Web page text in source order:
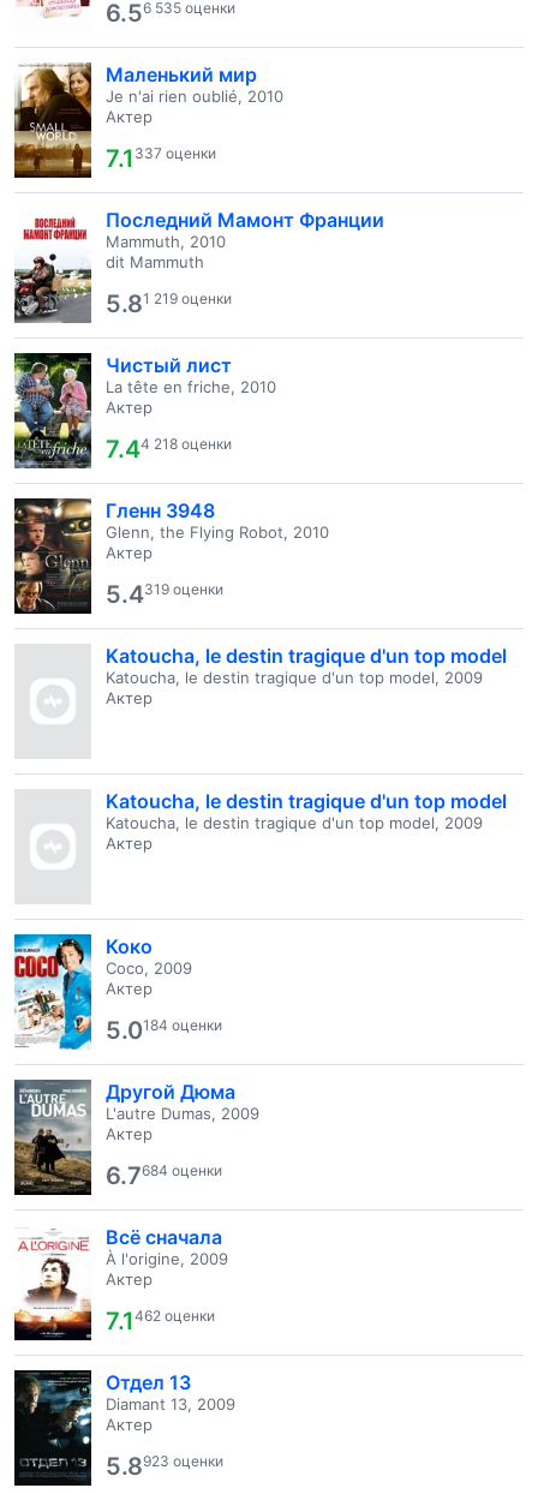
6.56 535 оценки
Маленький мир
Je n'ai rien oublié, 2010
Актер
7.1 337 оценки
Последний Мамонт Франции
Mammuth, 2010
dit Mammuth
5.81 219 оценки
Чистый лист
La tête en friche, 2010
Актер
7.44 218 оценки
Гленн 3948
Glenn, the Flying Robot, 2010
Актер
5.4319 оценки
Katoucha, le destin tragique d'un top model
Katoucha, le destin tragique d'un top model, 2009
Актер
Katoucha, le destin tragique d'un top model
Katoucha, le destin tragique d'un top model, 2009
Актер
Коко
Coco, 2009
Актер
5.0184 оценки
Другой Дюма
L'autre Dumas, 2009
Актер
6.7684 оценки
Всё сначала
À l'origine, 2009
Актер
7.1462 оценки
Отдел 13
Diamant 13, 2009
Актер
5.8923 оценки